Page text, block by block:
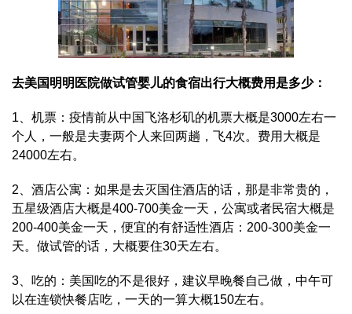
去美国明明医院做试管婴儿的食宿出行大概费用是多少：
1、机票：疫情前从中国飞洛杉矶的机票大概是3000左右一
个人，一般是夫妻两个人来回两趟，飞4次。费用大概是
24000左右。
2、酒店公寓：如果是去灭国住酒店的话，那是非常贵的，
五星级酒店大概是400-700美金一天，公寓或者民宿大概是
200-400美金一天，便宜的有舒适性酒店：200-300美金一
天。做试管的话，大概要住30天左右。
3、吃的：美国吃的不是很好，建议早晚餐自己做，中午可
以在连锁快餐店吃，一天的一算大概150左右。